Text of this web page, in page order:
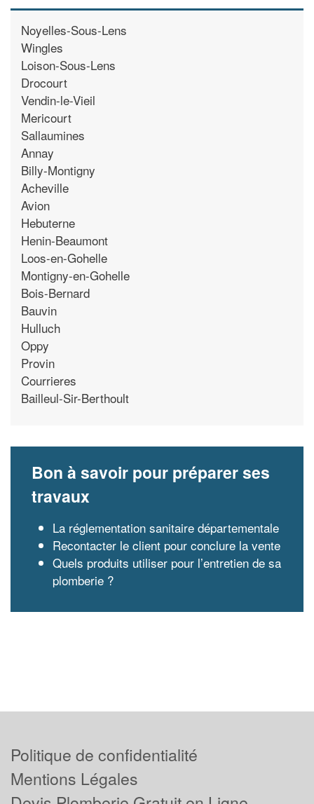
Noyelles-Sous-Lens
Wingles
Loison-Sous-Lens
Drocourt
Vendin-le-Vieil
Mericourt
Sallaumines
Annay
Billy-Montigny
Acheville
Avion
Hebuterne
Henin-Beaumont
Loos-en-Gohelle
Montigny-en-Gohelle
Bois-Bernard
Bauvin
Hulluch
Oppy
Provin
Courrieres
Bailleul-Sir-Berthoult
Bon à savoir pour préparer ses
travaux
La réglementation sanitaire départementale
Recontacter le client pour conclure la vente
Quels produits utiliser pour l’entretien de sa
plomberie ?
Politique de confidentialité
Mentions Légales